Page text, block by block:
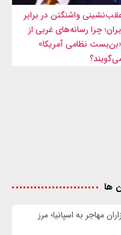
واشنگتن در برابر
چرا رسانه‌های غربی از
نظامی آمریکا»
ها
مهاجر به اسپانیا؛ مرز